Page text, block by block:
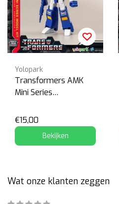
Yolopark
Transformers AMK
Mini Series
€15,00
Bekijken
Wat onze klanten zeggen